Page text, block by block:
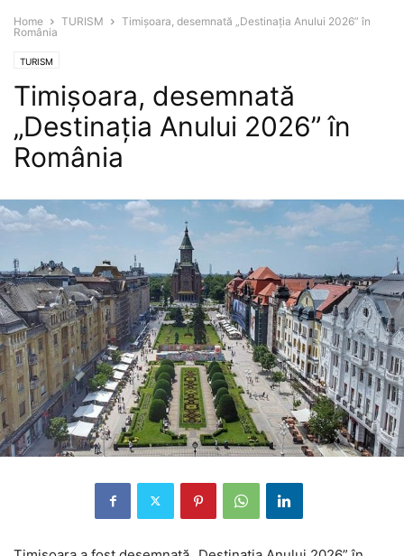
Home TURISM
Timișoara, desemnată „Destinația Anului 2026” în
România
TURISM
Timișoara, desemnată
„Destinația Anului 2026” în
România